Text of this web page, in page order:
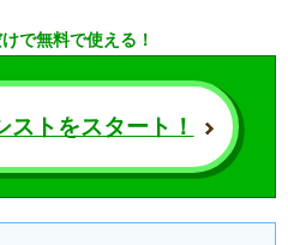
で無料で使える！
トをスタート！